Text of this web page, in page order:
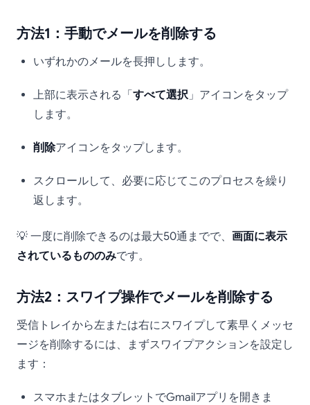
方法1：手動でメールを削除する
いずれかのメールを長押しします。
上部に表示される「 すべて選択 」アイコンをタップ
します。
削除アイコンをタップします。
スクロールして、必要に応じてこのプロセスを繰り
返します。
💡 一度に削除できるのは最大50通までで、 画面に表示
されているもののみです。
方法2：スワイプ操作でメールを削除する
受信トレイから左または右にスワイプして素早くメッセ
ージを削除するには、まずスワイプアクションを設定し
ます：
スマホまたはタブレットでGmailアプリを開きま